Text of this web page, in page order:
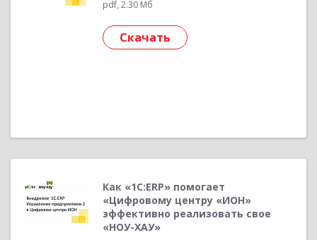
pdf, 2.30 Мб
Скачать
Как «1С:ERP» помогает
«Цифровому центру «ИОН»
эффективно реализовать свое
«НОУ-ХАУ»